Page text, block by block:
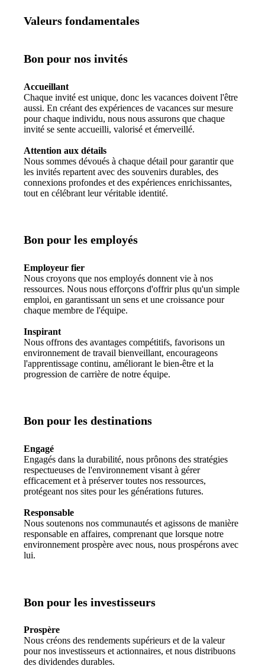
Valeurs fondamentales
Bon pour nos invités
Accueillant
Chaque invité est unique, donc les vacances doivent l'être
aussi. En créant des expériences de vacances sur mesure
pour chaque individu, nous nous assurons que chaque
invité se sente accueilli, valorisé et émerveillé.
Attention aux détails
Nous sommes dévoués à chaque détail pour garantir que
les invités repartent avec des souvenirs durables, des
connexions profondes et des expériences enrichissantes,
tout en célébrant leur véritable identité.
Bon pour les employés
Employeur fier
Nous croyons que nos employés donnent vie à nos
ressources. Nous nous efforçons d'offrir plus qu'un simple
emploi, en garantissant un sens et une croissance pour
chaque membre de l'équipe.
Inspirant
Nous offrons des avantages compétitifs, favorisons un
environnement de travail bienveillant, encourageons
l'apprentissage continu, améliorant le bien-être et la
progression de carrière de notre équipe.
Bon pour les destinations
Engagé
Engagés dans la durabilité, nous prônons des stratégies
respectueuses de l'environnement visant à gérer
efficacement et à préserver toutes nos ressources,
protégeant nos sites pour les générations futures.
Responsable
Nous soutenons nos communautés et agissons de manière
responsable en affaires, comprenant que lorsque notre
environnement prospère avec nous, nous prospérons avec
lui.
Bon pour les investisseurs
Prospère
Nous créons des rendements supérieurs et de la valeur
pour nos investisseurs et actionnaires, et nous distribuons
des dividendes durables.